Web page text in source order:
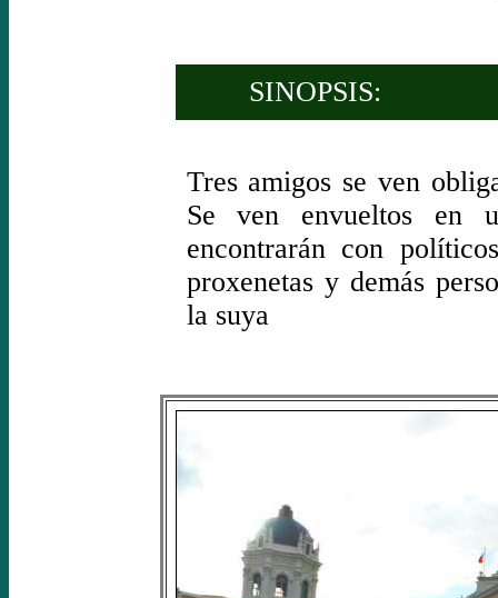
SINOPSIS:
Tres amigos se ven
Se ven envueltos en
encontrarán con
proxenetas y demás
la suya